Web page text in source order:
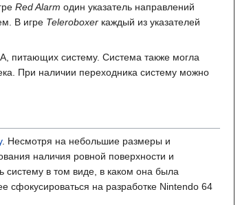
Red Alarm один указатель направлений
В игре Teleroboxer каждый из указателей
питающих систему. Система также могла
При наличии переходника систему можно
. Несмотря на небольшие размеры и
наличия ровной поверхности и
систему в том виде, в каком она была
сфокусироваться на разработке Nintendo 64